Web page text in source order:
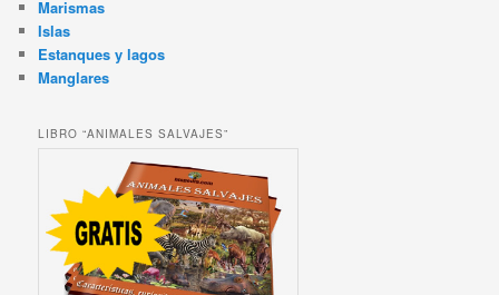
Marismas
Islas
Estanques y lagos
Manglares
LIBRO “ANIMALES SALVAJES”